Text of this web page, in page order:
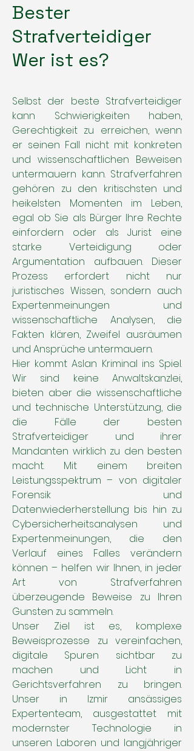
Bester
Strafverteidiger
Wer ist es?
Selbst der beste Strafverteidiger
kann Schwierigkeiten haben,
Gerechtigkeit zu erreichen, wenn
er seinen Fall nicht mit konkreten
und wissenschaftlichen Beweisen
untermauern kann. Strafverfahren
gehören zu den kritischsten und
heikelsten Momenten im Leben,
egal ob Sie als Bürger Ihre Rechte
einfordern oder als Jurist eine
starke Verteidigung oder
Argumentation aufbauen. Dieser
Prozess erfordert nicht nur
juristisches Wissen, sondern auch
Expertenmeinungen und
wissenschaftliche Analysen, die
Fakten klären, Zweifel ausräumen
und Ansprüche untermauern.
Hier kommt Aslan Kriminal ins Spiel.
Wir sind keine Anwaltskanzlei,
bieten aber die wissenschaftliche
und technische Unterstützung, die
die Fälle der besten
Strafverteidiger und ihrer
Mandanten wirklich zu den besten
macht. Mit einem breiten
Leistungsspektrum – von digitaler
Forensik und
Datenwiederherstellung bis hin zu
Cybersicherheitsanalysen und
Expertenmeinungen, die den
Verlauf eines Falles verändern
können – helfen wir Ihnen, in jeder
Art von Strafverfahren
überzeugende Beweise zu Ihren
Gunsten zu sammeln.
Unser Ziel ist es, komplexe
Beweisprozesse zu vereinfachen,
digitale Spuren sichtbar zu
machen und Licht in
Gerichtsverfahren zu bringen.
Unser in Izmir ansässiges
Expertenteam, ausgestattet mit
modernster Technologie in
unseren Laboren und langjähriger